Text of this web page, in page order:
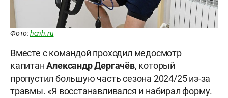
Фото:hcnh.ru
Вместе с командой проходил медосмотр
капитанАлександр Дергачёв, который
пропустил большую часть сезона 2024/25 из-за
травмы. «Я восстанавливался и набирал форму.